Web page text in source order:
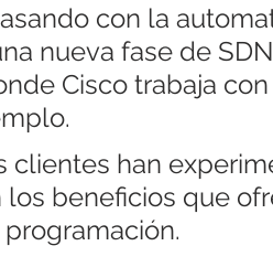
con la
nueva fase de
Cisco trabaja
clientes han
beneficios que